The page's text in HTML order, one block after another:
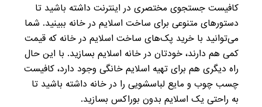
کافیست جستجوی مختصری در اینترنت داشته باشید تا
دستورهای متنوعی برای ساخت اسلایم در خانه ببینید. شما
می‌توانید با خرید پک‌های ساخت اسلایم در خانه که قیمت
کمی هم دارند، خودتان در خانه اسلایم بسازید. با این حال
راه دیگری هم برای تهیه اسلایم خانگی وجود دارد، کافیست
چسب چوب و مایع لباسشویی را در خانه داشته باشید تا
به راحتی یک اسلایم بدون بوراکس بسازید.